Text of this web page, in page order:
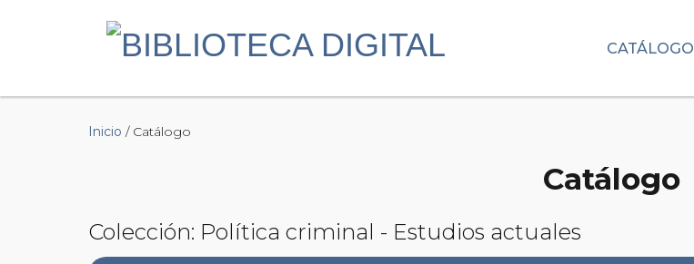
CATÁLOGO
Inicio / Catálogo
Catálogo
Colección: Política criminal - Estudios actuales